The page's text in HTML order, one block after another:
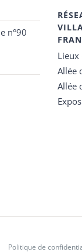
n°90
Allée
Allée
Politique de